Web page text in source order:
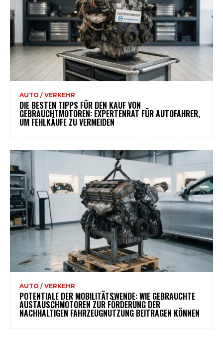
AUTO / VERKEHR
DIE BESTEN TIPPS FÜR DEN KAUF VON
GEBRAUCHTMOTOREN: EXPERTENRAT FÜR AUTOFAHRER,
UM FEHLKÄUFE ZU VERMEIDEN
AUTO / VERKEHR
POTENTIALE DER MOBILITÄTSWENDE: WIE GEBRAUCHTE
AUSTAUSCHMOTOREN ZUR FÖRDERUNG DER
NACHHALTIGEN FAHRZEUGNUTZUNG BEITRAGEN KÖNNEN